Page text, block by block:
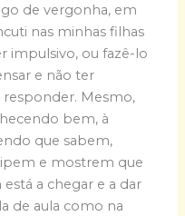
de vergonha, em
nas minhas filhas
impulsivo, ou fazê-lo
e não ter
Mesmo,
bem, à
que sabem,
e mostrem que
a chegar e a dar
de aula como na